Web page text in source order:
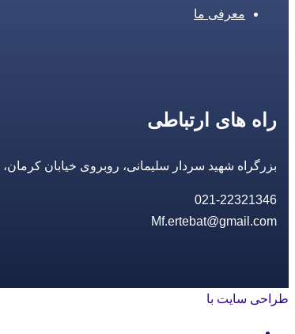
معرفی ما
راه های ارتباطی
بزرگراه شهید سردار سلیمانی، روبروی خیابان کرمان، خیابان هدایتی،
021-22321346
Mf.ertebat@gmail.com
طراحی سایت با